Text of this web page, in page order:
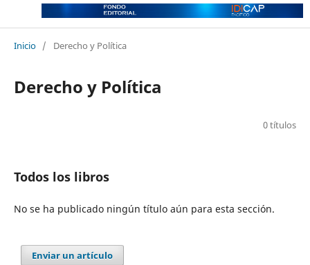
Inicio / Derecho y Política
Derecho y Política
0 títulos
Todos los libros
No se ha publicado ningún título aún para esta sección.
Enviar un artículo